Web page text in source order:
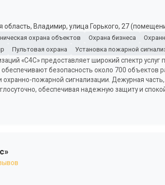
область, Владимир, улица Горького, 27
охрана объектов Охрана бизнеса
Пультовая охрана Установка пожарной
«С4С» предоставляет широкий спектр
безопасность около 700
пожарной сигнализации. Дежурная
обеспечивая надежную защиту и